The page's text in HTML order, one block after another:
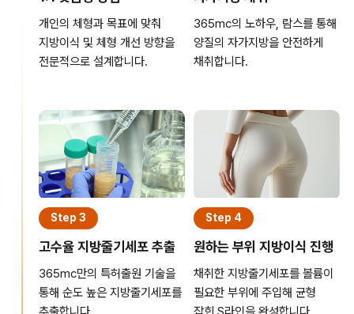
개인의 체형과 목표에 맞춰
지방이식 및 체형 개선 방향을
전문적으로 설계합니다.
365mc의 노하우, 람스를 통해
양질의 자가지방을 안전하게
채취합니다.
Step 3
고수율 지방줄기세포 추출
365mc만의 특허출원 기술을
통해 순도 높은 지방줄기세포를
Step 4
원하는 부위 지방이식 진행
채취한 지방줄기세포를 볼륨이
필요한 부위에 주입해 균형